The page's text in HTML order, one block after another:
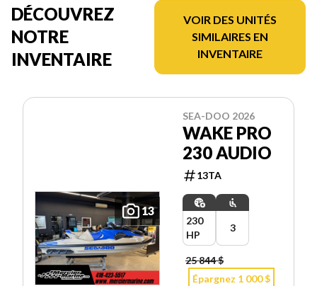
DÉCOUVREZ
NOTRE
INVENTAIRE
VOIR DES UNITÉS
SIMILAIRES EN
INVENTAIRE
13
SEA-DOO 2026
WAKE PRO
230 AUDIO
13TA
230
HP
3
25 844 $
Épargnez 1 000 $